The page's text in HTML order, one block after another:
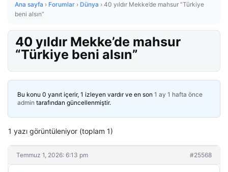
Ana sayfa › Forumlar › Dünya › 40 yıldır Mekke’de mahsur “Türkiye
beni alsın”
40 yıldır Mekke’de mahsur
“Türkiye beni alsın”
Bu konu 0 yanıt içerir, 1 izleyen vardır ve en son 1 ay 1 hafta önce
admin tarafından güncellenmiştir.
1 yazı görüntüleniyor (toplam 1)
Temmuz 1, 2026: 6:13 pm #25568